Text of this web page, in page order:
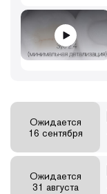
Ожидается
16 сентября
Ожидается
31 августа